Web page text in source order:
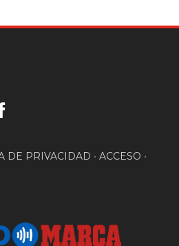
DE PRIVACIDAD • ACCESO •